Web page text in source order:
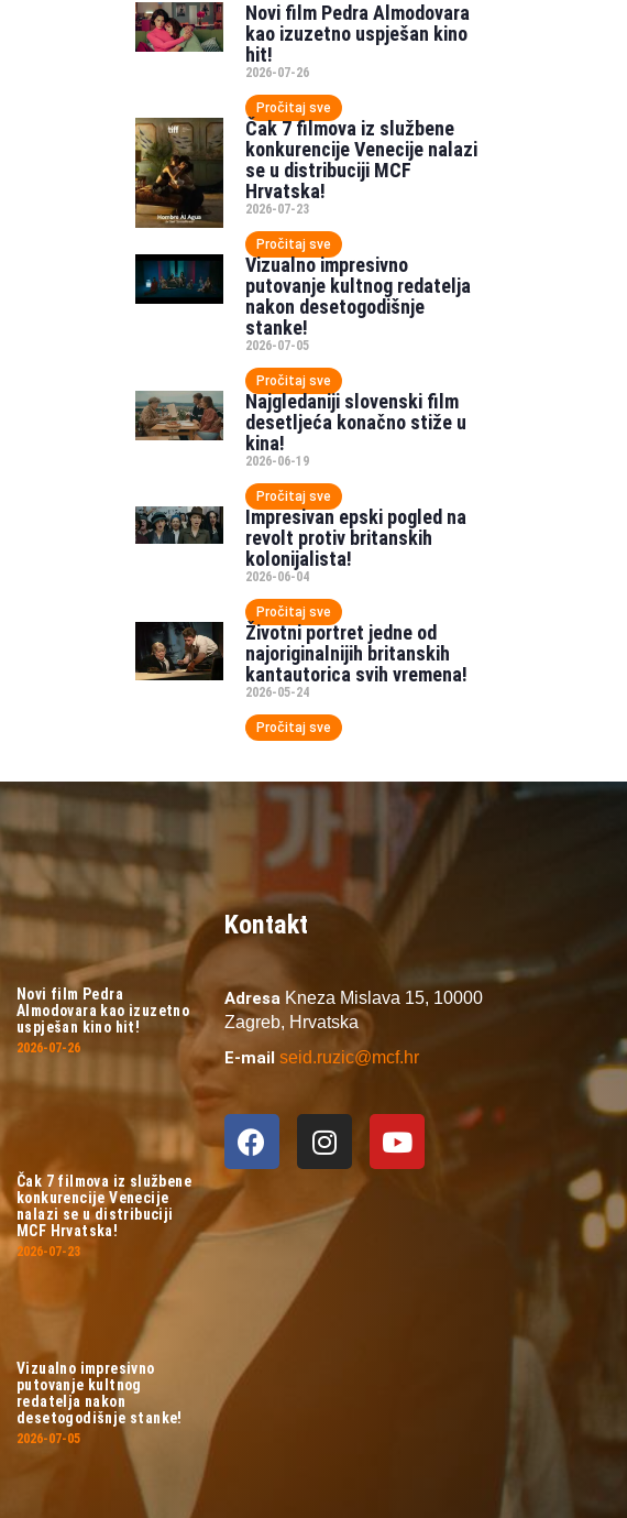
Novi film Pedra Almodovara
kao izuzetno uspješan kino
hit!
2026-07-26
Pročitaj sve
Čak 7 filmova iz službene
konkurencije Venecije nalazi
se u distribuciji MCF
Hrvatska!
2026-07-23
Pročitaj sve
Vizualno impresivno
putovanje kultnog redatelja
nakon desetogodišnje
stanke!
2026-07-05
Pročitaj sve
Najgledaniji slovenski film
desetljeća konačno stiže u
kina!
2026-06-19
Pročitaj sve
Impresivan epski pogled na
revolt protiv britanskih
kolonijalista!
2026-06-04
Pročitaj sve
Životni portret jedne od
najoriginalnijih britanskih
kantautorica svih vremena!
2026-05-24
Pročitaj sve
Novi film Pedra
Almodovara kao izuzetno
uspješan kino hit!
2026-07-26
Čak 7 filmova iz službene
konkurencije Venecije
nalazi se u distribuciji
MCF Hrvatska!
2026-07-23
Vizualno impresivno
putovanje kultnog
redatelja nakon
desetogodišnje stanke!
2026-07-05
Kontakt
Adresa Kneza Mislava 15, 10000
Zagreb, Hrvatska
E-mail seid.ruzic@mcf.hr